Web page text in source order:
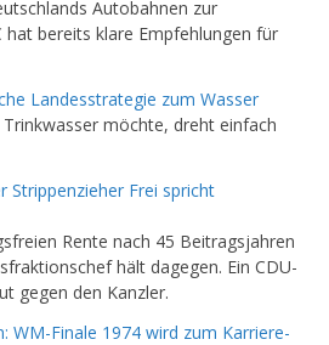
Autobahnen zur
hat bereits klare Empfehlungen für
Landesstrategie zum Wasser
möchte, dreht einfach
Strippenzieher Frei spricht
Rente nach 45 Beitragsjahren
hält dagegen. Ein CDU-
gegen den Kanzler.
WM-Finale 1974 wird zum Karriere-